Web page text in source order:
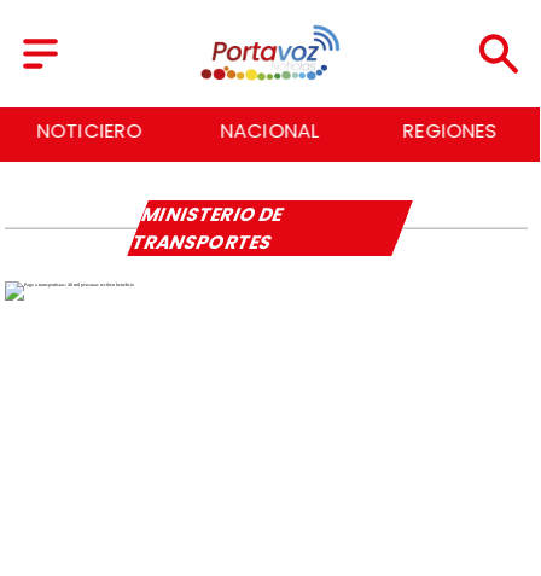
NOTICIERO NACIONAL REGIONES
MINISTERIO DE
TRANSPORTES